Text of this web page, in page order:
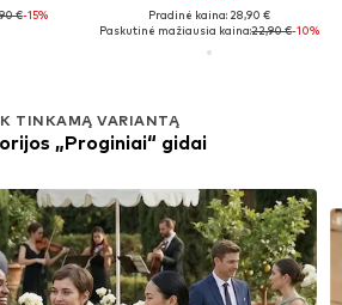
€-15%
Pradinė kaina: 28,90 €
Paskutinė mažiausia kaina:22,90 €-10%
TINKAMĄ VARIANTĄ
„Proginiai“ gidai